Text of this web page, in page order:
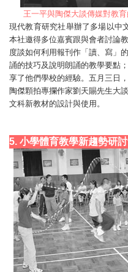
王一平與陶傑大談傳媒對教
現代教育研究社舉辦了多場以中
本社邀得多位嘉賓跟與會者討論
度談如何利用報刊作「讀、寫」
誦的技巧及說明朗誦的教學要點
享了他們學校的經驗。五月三日
陶傑顆拍專攔作家劉天賜先生大
文科新教材的設計與使用。
5. 小學體育教學新趨勢研